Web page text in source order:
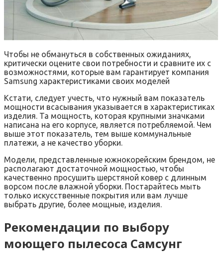
Чтобы не обмануться в собственных ожиданиях,
критически оцените свои потребности и сравните их с
возможностями, которые вам гарантирует компания
Samsung характеристиками своих моделей
Кстати, следует учесть, что нужный вам показатель
мощности всасывания указывается в характеристиках
изделия. Та мощность, которая крупными значками
написана на его корпусе, является потребляемой. Чем
выше этот показатель, тем выше коммунальные
платежи, а не качество уборки.
Модели, представленные южнокорейским брендом, не
располагают достаточной мощностью, чтобы
качественно просушить шерстяной ковер с длинным
ворсом после влажной уборки. Постарайтесь мыть
только искусственные покрытия или вам лучше
выбрать другие, более мощные, изделия.
Рекомендации по выбору
моющего пылесоса Самсунг